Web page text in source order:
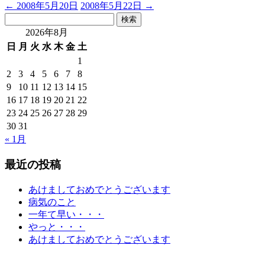
← 2008年5月20日 2008年5月22日
→
2026年8月
日
月 火 水 木 金 土
1
2
3 4 5 6 7
8
9
10 11 12 13 14 15
16 17 18 19 20 21 22
23 24 25 26 27 28 29
30 31
« 1月
最近の投稿
あけましておめでとうございます
病気のこと
一年て早い・・・
やっと・・・
あけましておめでとうございます